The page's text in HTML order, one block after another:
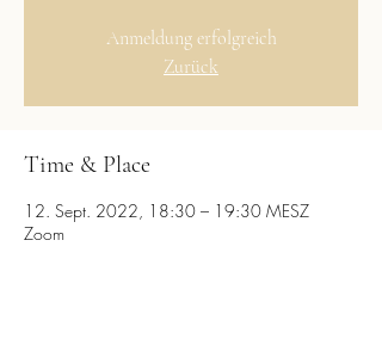
Anmeldung erfolgreich
Zurück
Time & Place
12. Sept. 2022, 18:30 – 19:30 MESZ
Zoom